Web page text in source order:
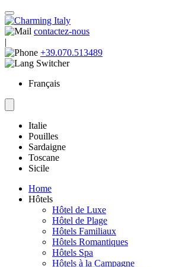
contactez-nous
|
+39.070.513489
Français
Italie
Pouilles
Sardaigne
Toscane
Sicile
Home
Hôtels
Hôtel de Luxe
Hôtel de Plage
Hôtels Familiaux
Hôtels Romantiques
Hôtels Spa
Hôtels à la Campagne